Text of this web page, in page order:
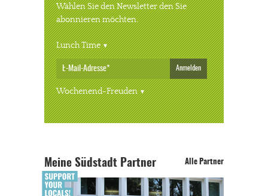
Wählen Sie den Newsletter den Sie
abonnieren möchten.
Lunch Time
Anmelden
Wochenend-Freuden
Meine Südstadt Partner Alle Partner